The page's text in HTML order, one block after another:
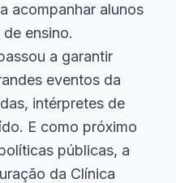
acompanhar alunos
ensino.
a garantir
eventos da
intérpretes de
E como próximo
públicas, a
da Clínica